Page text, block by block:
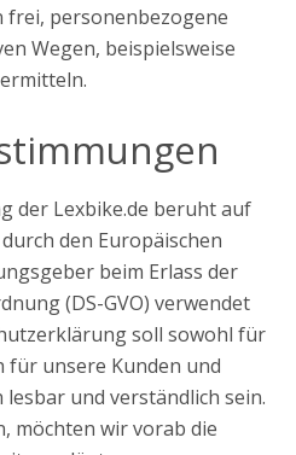
personenbezogene
Wegen, beispielsweise
der Lexbike.de beruht auf
den Europäischen
beim Erlass der
(DS-GVO) verwendet
soll sowohl für
für unsere Kunden und
und verständlich sein.
möchten wir vorab die